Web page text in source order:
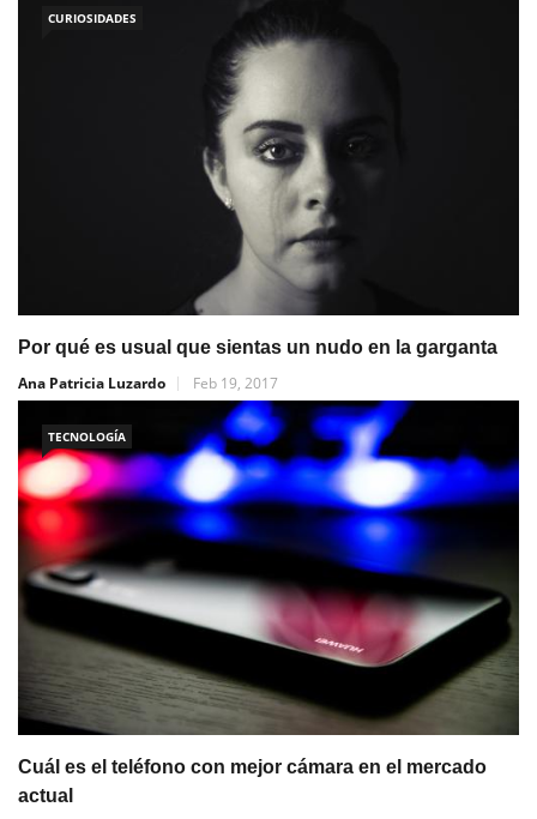
CURIOSIDADES
Por qué es usual que sientas un nudo en la garganta
Ana Patricia Luzardo
Feb 19, 2017
TECNOLOGÍA
Cuál es el teléfono con mejor cámara en el mercado
actual